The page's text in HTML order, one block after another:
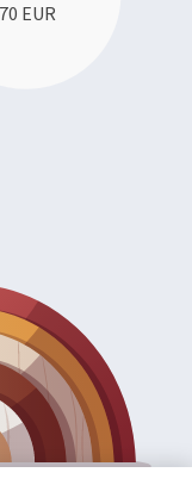
EUR